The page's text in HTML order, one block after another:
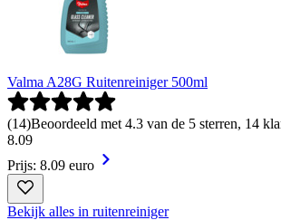
Valma A28G Ruitenreiniger 500ml
(14)Beoordeeld met 4.3 van de 5 sterren, 14
8.09
Prijs: 8.09 euro
Bekijk alles in ruitenreiniger